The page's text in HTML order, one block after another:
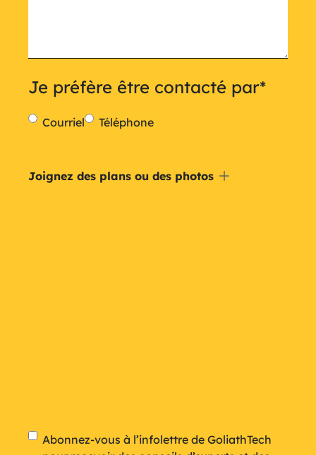
Je préfère être contacté par*
Courriel Téléphone
Inclure
Joignez des plans ou des photos
Newsletter
Abonnez-vous à l’infolettre de GoliathTech